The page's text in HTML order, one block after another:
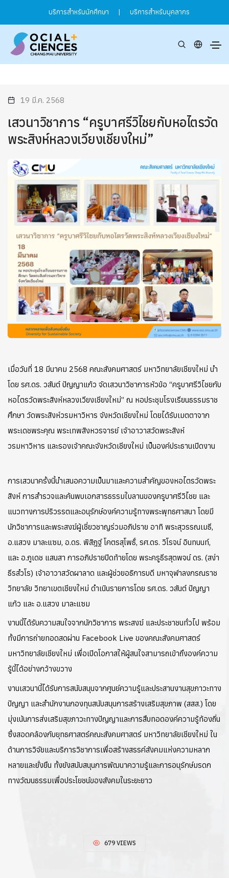
บริการสำหรับนักศึกษา | บริการสำหรับบุคลากร
19 มี.ค. 2568
เสวนาวิชาการ “ครูบาศรีวิไชยกับหอไตรวัด
พระสิงห์หลวงเวียงเชียงใหม่”
เมื่อวันที่ 18 มีนาคม 2568 คณะสังคมศาสตร์ มหาวิทยาลัยเชียงใหม่ นำ
โดย รศ.ดร. วสันต์ ปัญญาแก้ว จัดเสวนาวิชาการหัวข้อ “ครูบาศรีวิไชยกับ
หอไตรวัดพระสิงห์หลวงเวียงเชียงใหม่” ณ หอประชุมโรงเรียนธรรมราช
ศึกษา วัดพระสิงห์วรมหาวิหาร จังหวัดเชียงใหม่ โดยได้รับเมตตาจาก
พระเดชพระคุณ พระเทพสิงหวรจารย์ เจ้าอาวาสวัดพระสิงห์
วรมหาวิหาร และรองเจ้าคณะจังหวัดเชียงใหม่ เป็นองค์ประธานเปิดงาน
การเสวนาครั้งนี้นำเสนอความเป็นมาและความสำคัญของหอไตรวัดพระ
สิงห์ การสำรวจและค้นพบเอกสารธรรมใบลานของครูบาศรีวิไชย และ
แนวทางการปริวรรตและอนุรักษ์องค์ความรู้ทางพระพุทธศาสนา โดยมี
นักวิชาการและพระสงฆ์ผู้เชี่ยวชาญร่วมอภิปราย อาทิ พระสุวรรณเมธี,
อ.แสวง มาละแซม, อ.ดร. พิสิฎฐ์ โคตรสุโพธิ์, รศ.ดร. วิโรจน์ อินทนนท์,
และ อ.ภูเดช แสนสา การอภิปรายปิดท้ายโดย พระครูธีรสุตพจน์ ดร. (สง่า
ธีรสํวโร) เจ้าอาวาสวัดผาลาด และผู้ช่วยอธิการบดี มหาจุฬาลงกรณราช
วิทยาลัย วิทยาเขตเชียงใหม่ ดำเนินรายการโดย รศ.ดร. วสันต์ ปัญญา
แก้ว และ อ.แสวง มาละแซม
งานนี้ได้รับความสนใจจากนักวิชาการ พระสงฆ์ และประชาชนทั่วไป พร้อม
ทั้งมีการถ่ายทอดสดผ่าน Facebook Live ของคณะสังคมศาสตร์
มหาวิทยาลัยเชียงใหม่ เพื่อเปิดโอกาสให้ผู้สนใจสามารถเข้าถึงองค์ความ
รู้นี้ได้อย่างกว้างขวาง
งานเสวนานี้ได้รับการสนับสนุนจากศูนย์ความรู้และประสานงานสุขภาวะทาง
ปัญญา และสำนักงานกองทุนสนับสนุนการสร้างเสริมสุขภาพ (สสส.) โดย
มุ่งเน้นการส่งเสริมสุขภาวะทางปัญญาและการสืบทอดองค์ความรู้ท้องถิ่น
ซึ่งสอดคล้องกับยุทธศาสตร์คณะสังคมศาสตร์ มหาวิทยาลัยเชียงใหม่ ใน
ด้านการวิจัยและบริการวิชาการเพื่อสร้างสรรค์สังคมแห่งความหลาก
หลายและยั่งยืน ทั้งยังสนับสนุนการพัฒนาความรู้และการอนุรักษ์มรดก
ทางวัฒนธรรมเพื่อประโยชน์ของสังคมในระยะยาว
679 VIEWS